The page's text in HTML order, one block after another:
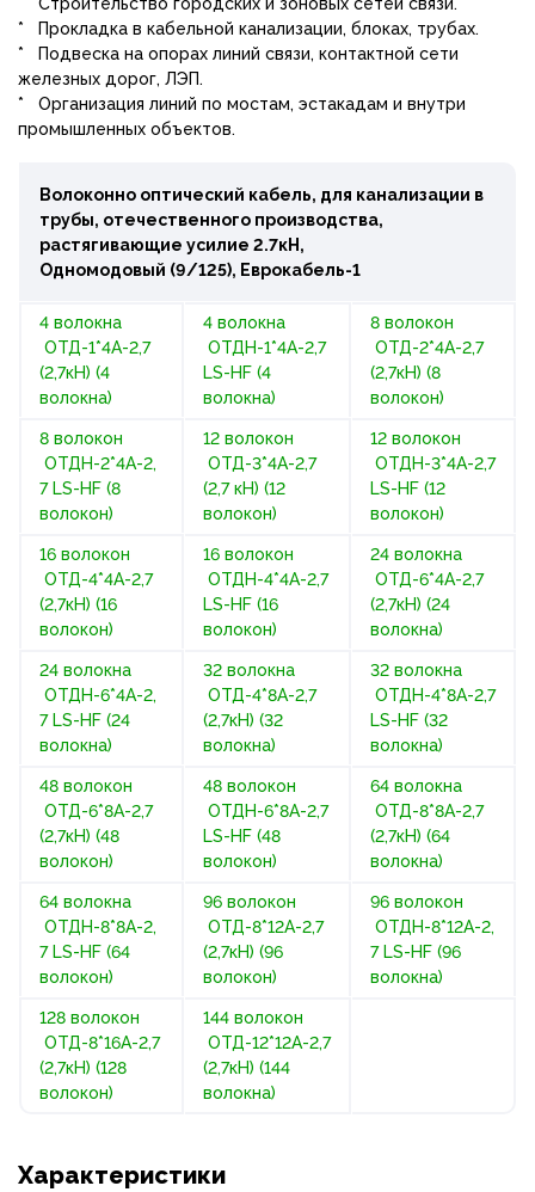
* Прокладка в кабельной канализации, блоках, трубах.
* Подвеска на опорах линий связи, контактной сети
железных дорог, ЛЭП.
* Организация линий по мостам, эстакадам и внутри
промышленных объектов.
Волоконно оптический кабель, для канализации в
трубы, отечественного производства,
растягивающие усилие 2.7кН,
Одномодовый (9/125), Еврокабель-1
4 волокна
ОТД-1*4А-2,7
(2,7кН) (4
волокна)
4 волокна
ОТДН-1*4А-2,7
LS-HF (4
волокна)
8 волокон
ОТД-2*4А-2,7
(2,7кН) (8
волокон)
8 волокон
ОТДН-2*4А-2,
7 LS-HF (8
волокон)
12 волокон
ОТД-3*4А-2,7
(2,7 кН) (12
волокон)
12 волокон
ОТДН-3*4А-2,7
LS-HF (12
волокон)
16 волокон
ОТД-4*4А-2,7
(2,7кН) (16
волокон)
16 волокон
ОТДН-4*4А-2,7
LS-HF (16
волокон)
24 волокна
ОТД-6*4А-2,7
(2,7кН) (24
волокна)
24 волокна
ОТДН-6*4А-2,
7 LS-HF (24
волокна)
32 волокна
ОТД-4*8А-2,7
(2,7кН) (32
волокна)
32 волокна
ОТДН-4*8А-2,7
LS-HF (32
волокна)
48 волокон
ОТД-6*8А-2,7
(2,7кН) (48
волокон)
48 волокон
ОТДН-6*8А-2,7
LS-HF (48
волокон)
64 волокна
ОТД-8*8А-2,7
(2,7кН) (64
волокна)
64 волокна
ОТДН-8*8А-2,
7 LS-HF (64
волокон)
96 волокон
ОТД-8*12А-2,7
(2,7кН) (96
волокон)
96 волокон
ОТДН-8*12А-2,
7 LS-HF (96
волокна)
128 волокон
ОТД-8*16А-2,7
(2,7кН) (128
волокон)
144 волокон
ОТД-12*12А-2,7
(2,7кН) (144
волокна)
Характеристики